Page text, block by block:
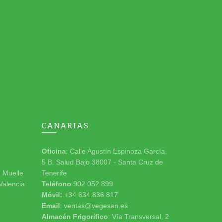
Muelle
CANARIAS
Oficina: Calle Agustín Espinoza García,
5 B. Salud Bajo 38007 - Santa Cruz de
Tenerife
Teléfono 902 052 899
Móvil: +34 634 836 817
Email: ventas@vegesan.es
Almacén Frigorífico: Vía Transversal, 2